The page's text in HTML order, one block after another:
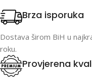
Brza isporuka
Dostava širom BiH u
roku.
Provjerena